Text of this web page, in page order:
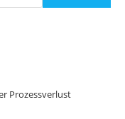
Prozessverlust